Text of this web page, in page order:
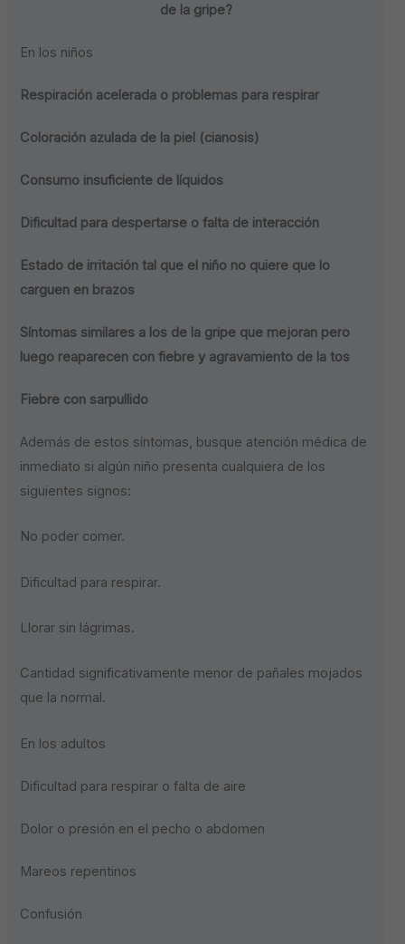
de la gripe?
En los niños
Respiración acelerada o problemas para respirar
Coloración azulada de la piel (cianosis)
Consumo insuficiente de líquidos
Dificultad para despertarse o falta de interacción
Estado de irritación tal que el niño no quiere que lo
carguen en brazos
Síntomas similares a los de la gripe que mejoran pero
luego reaparecen con fiebre y agravamiento de la tos
Fiebre con sarpullido
Además de estos síntomas, busque atención médica de
inmediato si algún niño presenta cualquiera de los
siguientes signos:
No poder comer.
Dificultad para respirar.
Llorar sin lágrimas.
Cantidad significativamente menor de pañales mojados
que la normal.
En los adultos
Dificultad para respirar o falta de aire
Dolor o presión en el pecho o abdomen
Mareos repentinos
Confusión